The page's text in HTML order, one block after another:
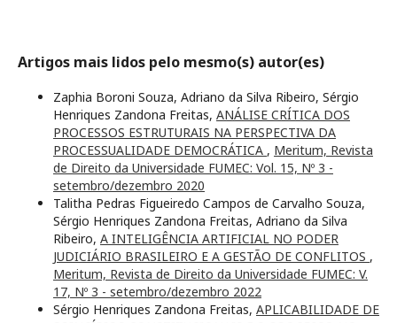
Artigos mais lidos pelo mesmo(s) autor(es)
Zaphia Boroni Souza, Adriano da Silva Ribeiro, Sérgio
Henriques Zandona Freitas, ANÁLISE CRÍTICA DOS
PROCESSOS ESTRUTURAIS NA PERSPECTIVA DA
PROCESSUALIDADE DEMOCRÁTICA , Meritum, Revista
de Direito da Universidade FUMEC: Vol. 15, Nº 3 -
setembro/dezembro 2020
Talitha Pedras Figueiredo Campos de Carvalho Souza,
Sérgio Henriques Zandona Freitas, Adriano da Silva
Ribeiro, A INTELIGÊNCIA ARTIFICIAL NO PODER
JUDICIÁRIO BRASILEIRO E A GESTÃO DE CONFLITOS ,
Meritum, Revista de Direito da Universidade FUMEC: V.
17, Nº 3 - setembro/dezembro 2022
Sérgio Henriques Zandona Freitas, APLICABILIDADE DE